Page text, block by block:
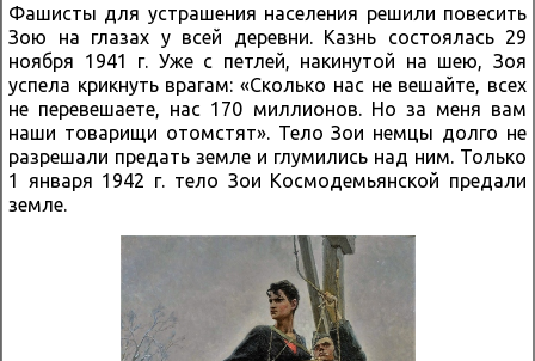
Фашисты для устрашения населения решили повесить
Зою на глазах у всей деревни. Казнь состоялась 29
ноября 1941 г. Уже с петлей, накинутой на шею, Зоя
успела крикнуть врагам: «Сколько нас не вешайте, всех
не перевешаете, нас 170 миллионов. Но за меня вам
наши товарищи отомстят». Тело Зои немцы долго не
разрешали предать земле и глумились над ним. Только
1 января 1942 г. тело Зои Космодемьянской предали
земле.